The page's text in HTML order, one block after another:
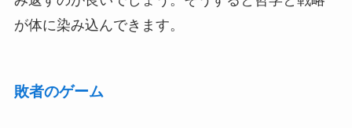
が体に染み込んできます。
敗者のゲーム